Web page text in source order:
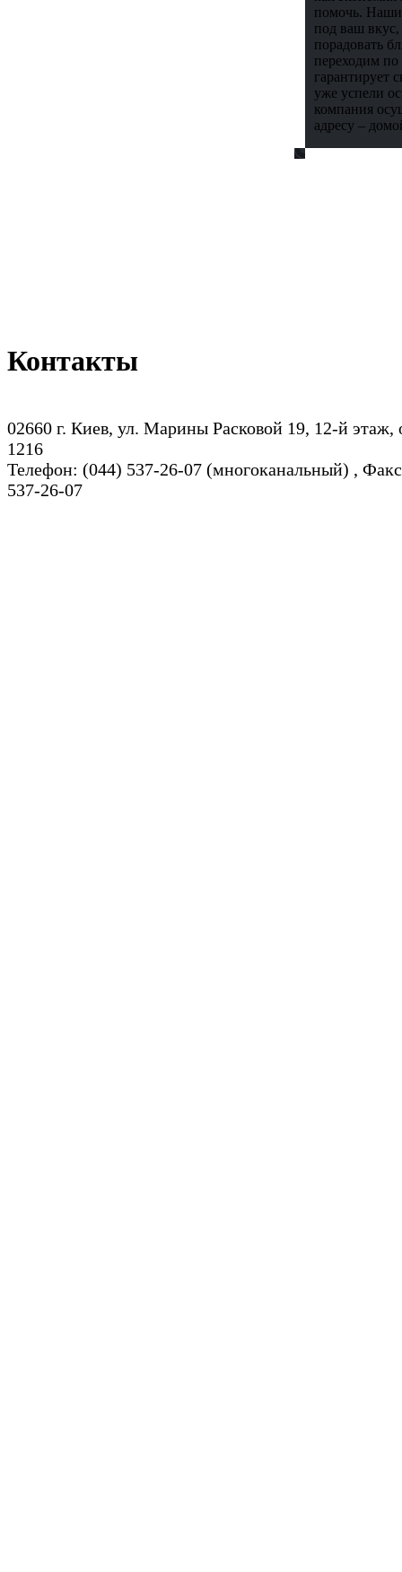
помочь. Наши
под ваш
порадовать
переходим
гарантирует
уже успели
компания
адресу –
Контакты
02660 г. Киев, ул. Марины Расковой 19, 12-й этаж,
1216
Телефон: (044) 537-26-07 (многоканальный) ,
537-26-07